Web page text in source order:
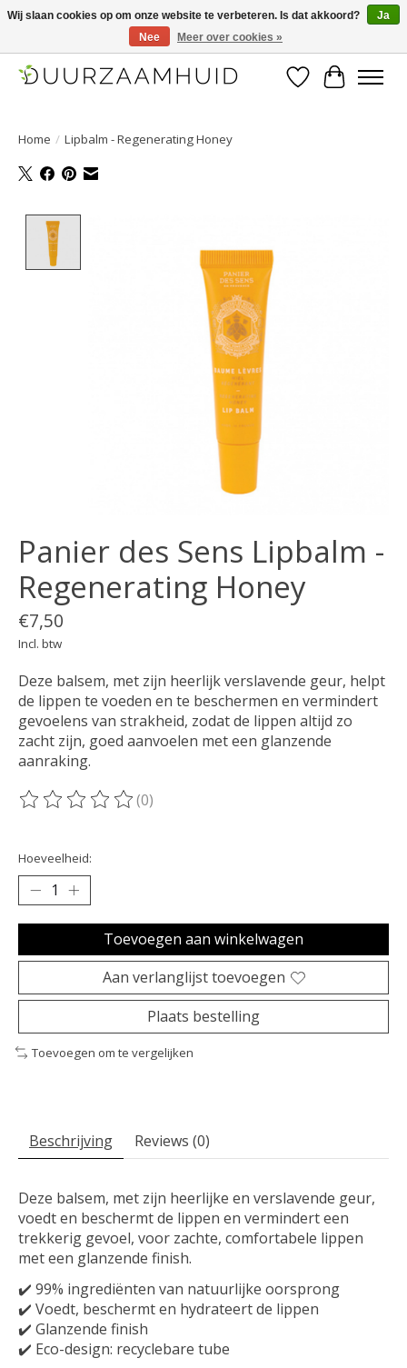
Duurzaamhuid, uw duurzame weg naar een mooie, gezonde huid.
Verlanglijst
Home / Lipbalm - Regenerating Honey
Panier des Sens Lipbalm -
Regenerating Honey
€7,50
Incl. btw
Deze balsem, met zijn heerlijk verslavende geur, helpt
de lippen te voeden en te beschermen en vermindert
gevoelens van strakheid, zodat de lippen altijd zo
zacht zijn, goed aanvoelen met een glanzende
aanraking.
De beoordeling van dit product is
(0)
Hoeveelheid:
Toevoegen aan winkelwagen
Aan verlanglijst toevoegen
Plaats bestelling
Toevoegen om te vergelijken
Beschrijving Reviews (0)
Deze balsem, met zijn heerlijke en verslavende geur,
voedt en beschermt de lippen en vermindert een
trekkerig gevoel, voor zachte, comfortabele lippen
met een glanzende finish.
✔️ 99% ingrediënten van natuurlijke oorsprong
✔️ Voedt, beschermt en hydrateert de lippen
✔️ Glanzende finish
✔️ Eco-design: recyclebare tube
Wij slaan cookies op om onze website te verbeteren. Is dat akkoord?
Ja
Nee
Meer over cookies »